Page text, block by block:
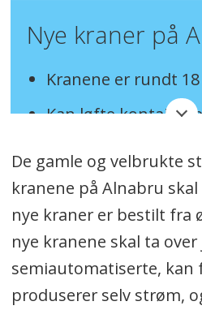
Nye kraner på
Kranene er rundt
Kan løfte
Kapasitet på 18 til
timen.
Løfter opptil 45
Produsert av
De gamle og velbrukte
kranene på Alnabru
nye kraner er bestilt fra
nye kranene skal ta
semiautomatiserte, kan
produserer selv strøm,